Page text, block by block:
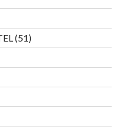
5151
Produkte